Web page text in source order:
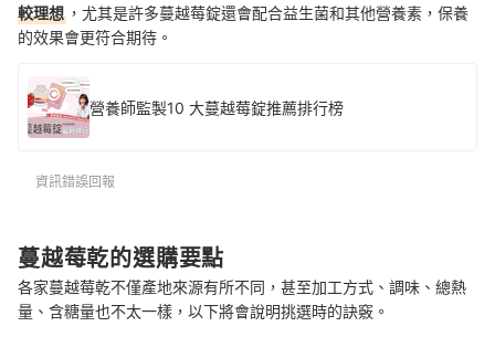
較理想 ，尤其是許多蔓越莓錠還會配合益生菌和其他營養素，保養
的效果會更符合期待。
營養師監製10 大蔓越莓錠推薦排行榜
資訊錯誤回報
蔓越莓乾的選購要點
各家蔓越莓乾不僅產地來源有所不同，甚至加工方式、調味、總熱
量、含糖量也不太一樣，以下將會說明挑選時的訣竅。